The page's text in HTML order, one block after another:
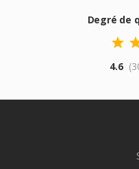
Degré de
4.6